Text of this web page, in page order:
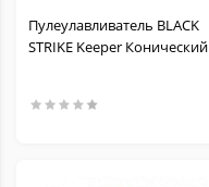
Пулеулавливатель BLACK
STRIKE Keeper Конический